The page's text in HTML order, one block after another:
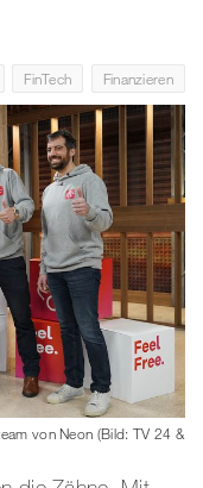
FinTech Finanzieren
von Neon (Bild: TV 24 &